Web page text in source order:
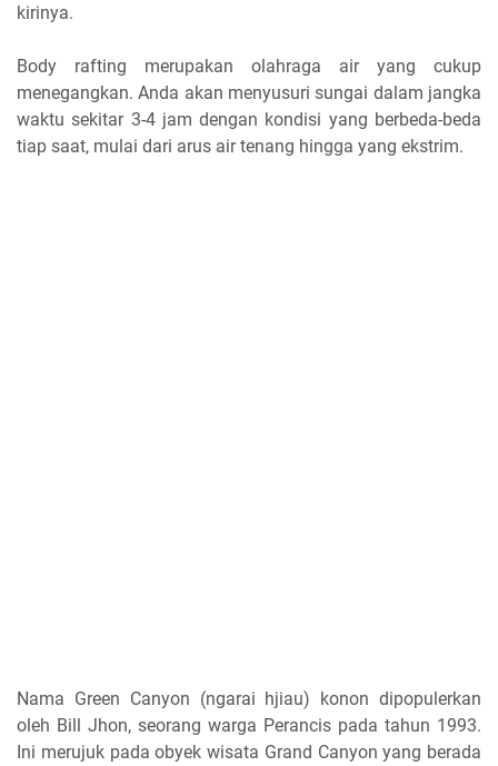
kirinya.
Body rafting merupakan olahraga air yang cukup
menegangkan. Anda akan menyusuri sungai dalam jangka
waktu sekitar 3-4 jam dengan kondisi yang berbeda-beda
tiap saat, mulai dari arus air tenang hingga yang ekstrim.
Nama Green Canyon (ngarai hjiau) konon dipopulerkan
oleh Bill Jhon, seorang warga Perancis pada tahun 1993.
Ini merujuk pada obyek wisata Grand Canyon yang berada